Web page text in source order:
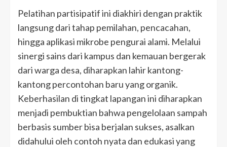
Pelatihan partisipatif ini diakhiri dengan praktik
langsung dari tahap pemilahan, pencacahan,
hingga aplikasi mikrobe pengurai alami. Melalui
sinergi sains dari kampus dan kemauan bergerak
dari warga desa, diharapkan lahir kantong-
kantong percontohan baru yang organik.
Keberhasilan di tingkat lapangan ini diharapkan
menjadi pembuktian bahwa pengelolaan sampah
berbasis sumber bisa berjalan sukses, asalkan
didahului oleh contoh nyata dan edukasi yang